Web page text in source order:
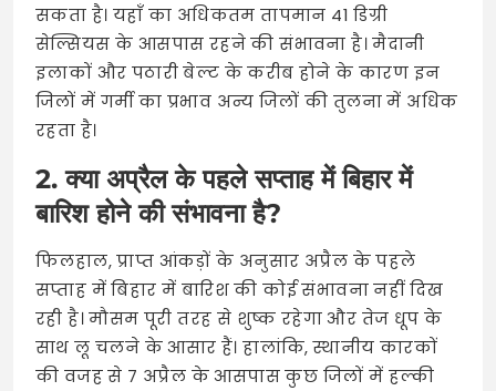
सकता है। यहाँ का अधिकतम तापमान 41 डिग्री
सेल्सियस के आसपास रहने की संभावना है। मैदानी
इलाकों और पठारी बेल्ट के करीब होने के कारण इन
जिलों में गर्मी का प्रभाव अन्य जिलों की तुलना में अधिक
रहता है।
2. क्या अप्रैल के पहले सप्ताह में बिहार में
बारिश होने की संभावना है?
फिलहाल, प्राप्त आंकड़ों के अनुसार अप्रैल के पहले
सप्ताह में बिहार में बारिश की कोई संभावना नहीं दिख
रही है। मौसम पूरी तरह से शुष्क रहेगा और तेज धूप के
साथ लू चलने के आसार हैं। हालांकि, स्थानीय कारकों
की वजह से 7 अप्रैल के आसपास कुछ जिलों में हल्की